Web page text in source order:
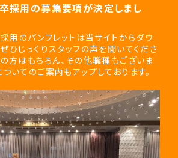
採用の募集要項が決定しまし
用のパンフレットは当サイトからダウ
ひじっくりスタッフの声を聞いてくださ
方はもちろん、その他職種もございま
いてのご案内もアップしております。